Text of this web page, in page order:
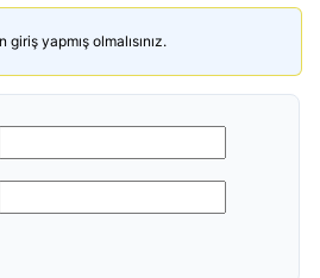
yapmış olmalısınız.